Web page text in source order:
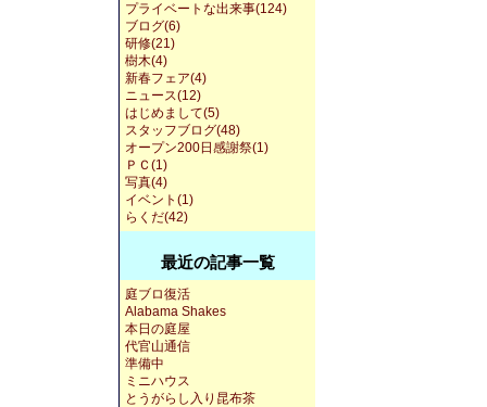
プライベートな出来事(124)
ブログ(6)
研修(21)
樹木(4)
新春フェア(4)
ニュース(12)
はじめまして(5)
スタッフブログ(48)
オープン200日感謝祭(1)
ＰＣ(1)
写真(4)
イベント(1)
らくだ(42)
最近の記事一覧
庭ブロ復活
Alabama Shakes
本日の庭屋
代官山通信
準備中
ミニハウス
とうがらし入り昆布茶